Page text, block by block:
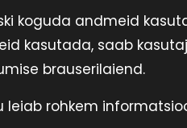
koguda andmeid
kasutada, saab
brauserilaiend.
rohkem